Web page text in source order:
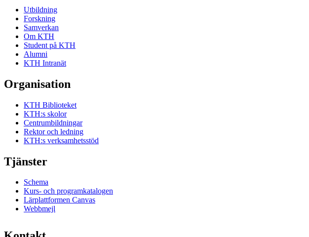
Utbildning
Forskning
Samverkan
Om KTH
Student på KTH
Alumni
KTH Intranät
Organisation
KTH Biblioteket
KTH:s skolor
Centrumbildningar
Rektor och ledning
KTH:s verksamhetsstöd
Tjänster
Schema
Kurs- och programkatalogen
Lärplattformen Canvas
Webbmejl